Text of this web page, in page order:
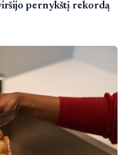
pernykštį rekordą